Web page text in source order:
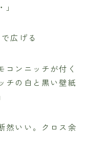
広げる
コンニッチが付く
チの白と黒い壁紙
然いい。クロス余